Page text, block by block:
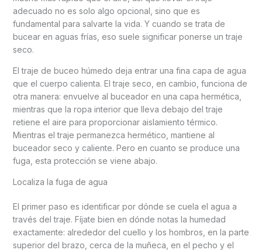
adecuado no es solo algo opcional, sino que es
fundamental para salvarte la vida. Y cuando se trata de
bucear en aguas frías, eso suele significar ponerse un traje
seco.
El traje de buceo húmedo deja entrar una fina capa de agua
que el cuerpo calienta. El traje seco, en cambio, funciona de
otra manera: envuelve al buceador en una capa hermética,
mientras que la ropa interior que lleva debajo del traje
retiene el aire para proporcionar aislamiento térmico.
Mientras el traje permanezca hermético, mantiene al
buceador seco y caliente. Pero en cuanto se produce una
fuga, esta protección se viene abajo.
Localiza la fuga de agua
El primer paso es identificar por dónde se cuela el agua a
través del traje. Fíjate bien en dónde notas la humedad
exactamente: alrededor del cuello y los hombros, en la parte
superior del brazo, cerca de la muñeca, en el pecho y el